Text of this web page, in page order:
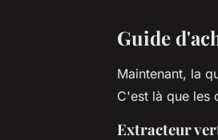
Guide
Maintenant, la
C'est là que les
Extracteur